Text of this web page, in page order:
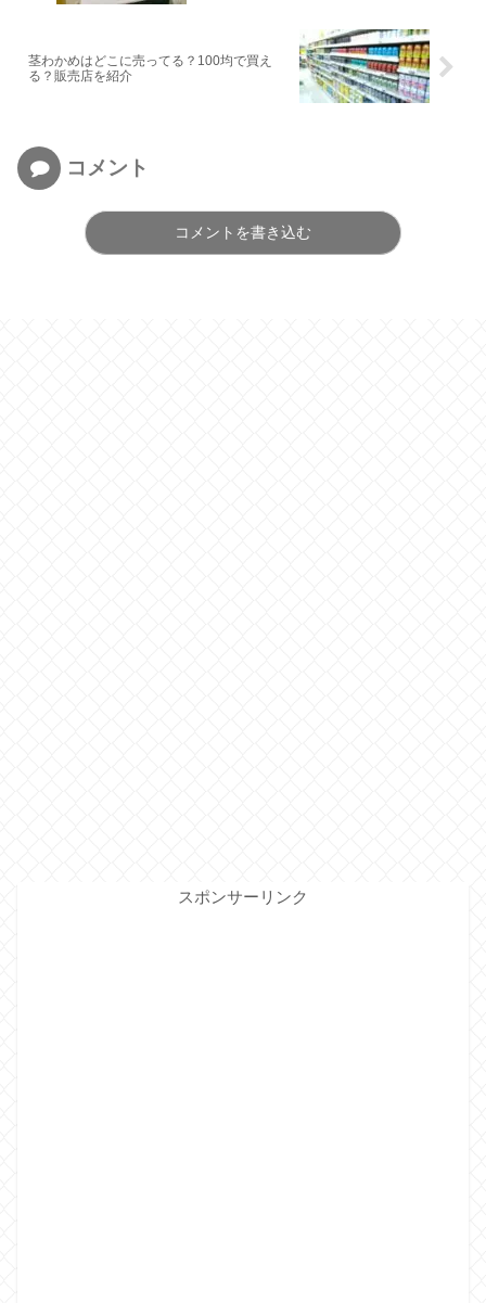
茎わかめはどこに売ってる？100均で買え
る？販売店を紹介
コメント
コメントを書き込む
スポンサーリンク